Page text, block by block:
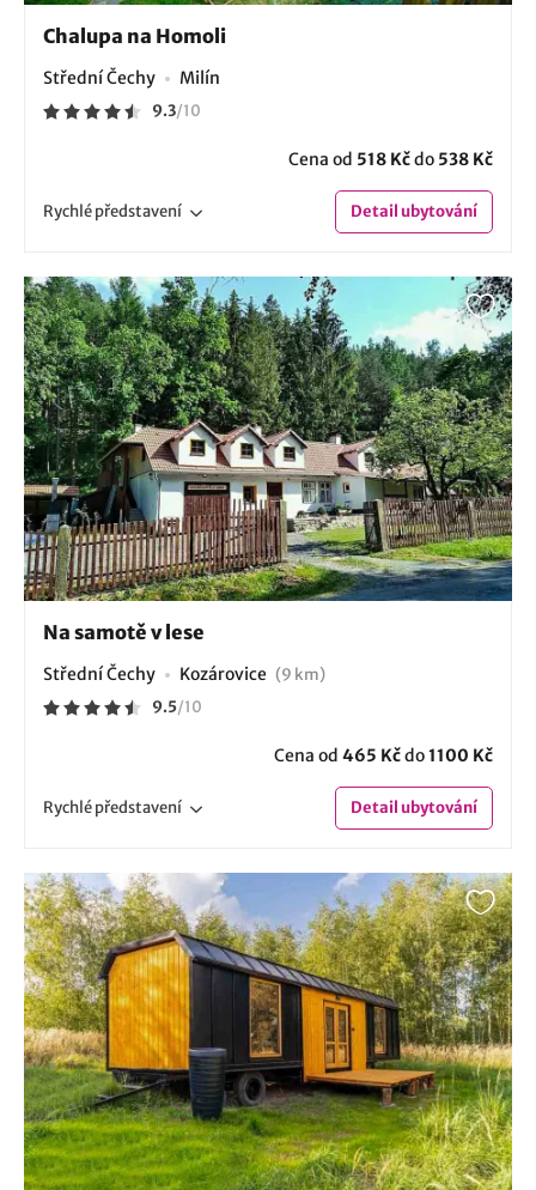
Chalupa na Homoli
Střední Čechy Milín
9.3/10
Cena od 518 Kčdo 538 Kč
Rychlépředstavení Detailubytování
Na samotě v lese
Střední Čechy Kozárovice (9 km)
9.5/10
Cena od 465 Kčdo1100 Kč
Rychlépředstavení Detailubytování